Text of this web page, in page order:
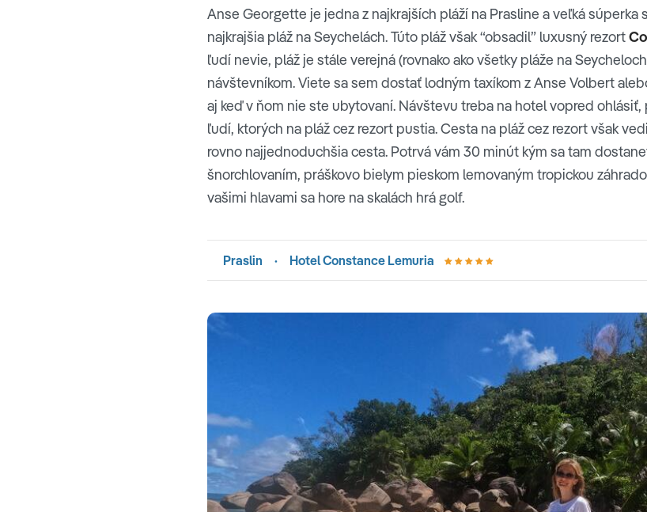
Anse Georgette je jedna z najkrajších pláží na Prasline a veľká súperka
najkrajšia pláž na Seychelách. Túto pláž však “obsadil” luxusný rezort
ľudí nevie, pláž je stále verejná (rovnako ako všetky pláže na
návštevníkom. Viete sa sem dostať lodným taxíkom z Anse Volbert
aj keď v ňom nie ste ubytovaní. Návštevu treba na hotel vopred
ľudí, ktorých na pláž cez rezort pustia. Cesta na pláž cez rezort však
rovno najjednoduchšia cesta. Potrvá vám 30 minút kým sa tam
šnorchlovaním, práškovo bielym pieskom lemovaným tropickou
vašimi hlavami sa hore na skalách hrá golf.
Praslin · Hotel Constance Lemuria